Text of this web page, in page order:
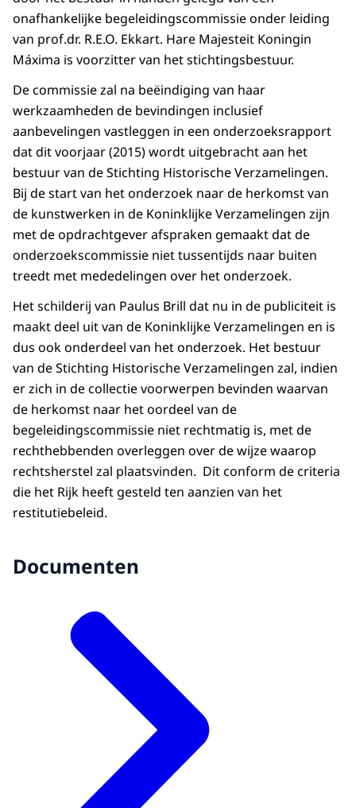
onafhankelijke begeleidingscommissie onder leiding
van prof.dr. R.E.O. Ekkart. Hare Majesteit Koningin
Máxima is voorzitter van het stichtingsbestuur.
De commissie zal na beëindiging van haar
werkzaamheden de bevindingen inclusief
aanbevelingen vastleggen in een onderzoeksrapport
dat dit voorjaar (2015) wordt uitgebracht aan het
bestuur van de Stichting Historische Verzamelingen.
Bij de start van het onderzoek naar de herkomst van
de kunstwerken in de Koninklijke Verzamelingen zijn
met de opdrachtgever afspraken gemaakt dat de
onderzoekscommissie niet tussentijds naar buiten
treedt met mededelingen over het onderzoek.
Het schilderij van Paulus Brill dat nu in de publiciteit is
maakt deel uit van de Koninklijke Verzamelingen en is
dus ook onderdeel van het onderzoek. Het bestuur
van de Stichting Historische Verzamelingen zal, indien
er zich in de collectie voorwerpen bevinden waarvan
de herkomst naar het oordeel van de
begeleidingscommissie niet rechtmatig is, met de
rechthebbenden overleggen over de wijze waarop
rechtsherstel zal plaatsvinden. Dit conform de criteria
die het Rijk heeft gesteld ten aanzien van het
restitutiebeleid.
Documenten